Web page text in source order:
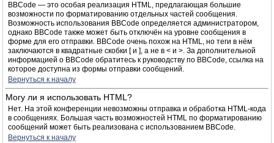
BBCode — это особая реализация HTML, предлагающая большие
возможности по форматированию отдельных частей сообщения.
Возможность использования BBCode определяется администратором,
однако BBCode также может быть отключён на уровне сообщения в
форме для его отправки. BBCode очень похож на HTML, но теги в нём
заключаются в квадратные скобки [ и ], а не в < и >. За дополнительной
информацией о BBCode обратитесь к руководству по BBCode, ссылка на
которое доступна из формы отправки сообщений.
Вернуться к началу
Могу ли я использовать HTML?
Нет. На этой конференции невозможны отправка и обработка HTML-кода
в сообщениях. Большая часть возможностей HTML по форматированию
сообщений может быть реализована с использованием BBCode.
Вернуться к началу